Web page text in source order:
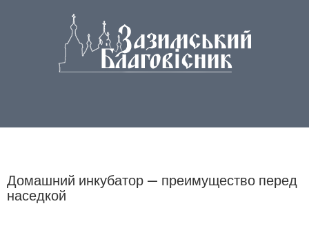
Домашний инкубатор — преимущество перед
наседкой